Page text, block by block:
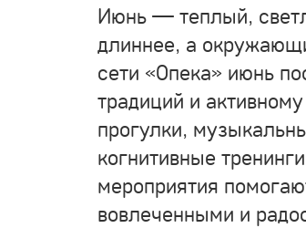
Июнь — теплый,
длиннее, а
сети «Опека» июнь
традиций и
прогулки,
когнитивные
мероприятия
вовлеченными и